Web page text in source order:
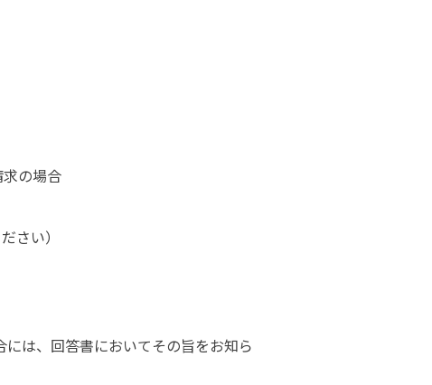
の場合
さい）
は、回答書においてその旨をお知ら